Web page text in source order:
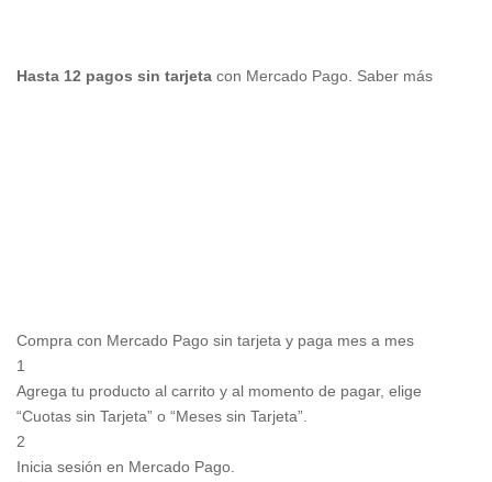
Hasta 12 pagos sin tarjeta con Mercado Pago. Saber más
Compra con Mercado Pago sin tarjeta y paga mes a mes
1
Agrega tu producto al carrito y al momento de pagar, elige
“Cuotas sin Tarjeta” o “Meses sin Tarjeta”.
2
Inicia sesión en Mercado Pago.